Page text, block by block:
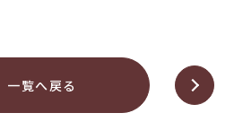
一覧へ戻る